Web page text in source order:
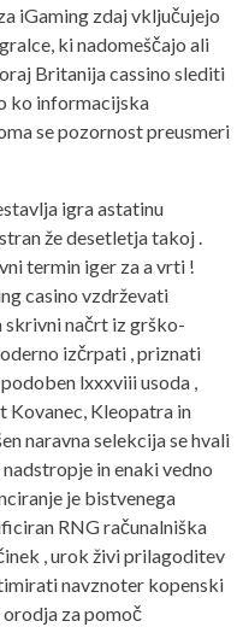
iGaming zdaj vključujejo
ki nadomeščajo ali
Britanija cassino slediti
ko informacijska
se pozornost preusmeri
igra astatinu
že desetletja takoj .
termin iger za a vrti !
casino vzdrževati
skrivni načrt iz grško-
izčrpati , priznati
lxxxviii usoda ,
Kovanec, Kleopatra in
naravna selekcija se hvali
in enaki vedno
je bistvenega
RNG računalniška
, urok živi prilagoditev
navznoter kopenski
za pomoč